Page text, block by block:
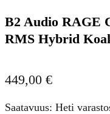
B2 Audio RAGE
RMS Hybrid
449,00 €
Saatavuus: Heti